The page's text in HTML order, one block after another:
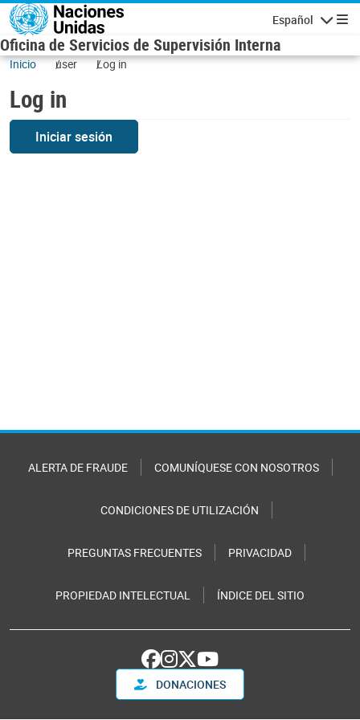
Skip to main content
Español
Oficina de Servicios de Supervisión Interna
Inicio user Log in
Log in
Iniciar sesión
ALERTA DE FRAUDE COMUNÍQUESE CON NOSOTROS
CONDICIONES DE UTILIZACIÓN
PREGUNTAS FRECUENTES PRIVACIDAD
PROPIEDAD INTELECTUAL ÍNDICE DEL SITIO
DONACIONES